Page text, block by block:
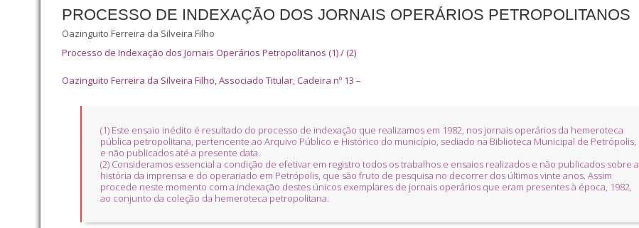
PROCESSO DE INDEXAÇÃO DOS JORNAIS OPERÁRIOS PETROPOLITANOS
Oazinguito Ferreira da Silveira Filho
Processo de Indexação dos Jornais Operários Petropolitanos (1) / (2)
Oazinguito Ferreira da Silveira Filho, Associado Titular, Cadeira nº 13 –
(1) Este ensaio inédito é resultado do processo de indexação que realizamos em 1982, nos jornais operários da hemeroteca
pública petropolitana, pertencente ao Arquivo Público e Histórico do município, sediado na Biblioteca Municipal de Petrópolis,
e não publicados até a presente data.
(2) Consideramos essencial a condição de efetivar em registro todos os trabalhos e ensaios realizados e não publicados sobre a
história da imprensa e do operariado em Petrópolis, que são fruto de pesquisa no decorrer dos últimos vinte anos. Assim
procede neste momento com a indexação destes únicos exemplares de jornais operários que eram presentes à época, 1982,
ao conjunto da coleção da hemeroteca petropolitana.